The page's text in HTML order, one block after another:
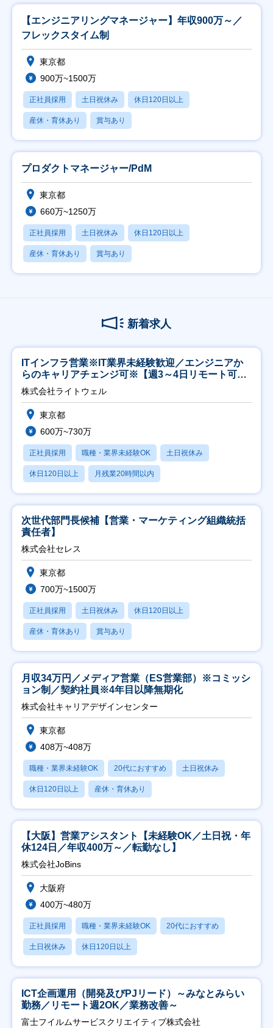
【エンジニアリングマネージャー】年収900万～／
フレックスタイム制
東京都
900万~1500万
正社員採用 土日祝休み 休日120日以上
産休・育休あり 賞与あり
プロダクトマネージャー/PdM
東京都
660万~1250万
正社員採用 土日祝休み 休日120日以上
産休・育休あり 賞与あり
新着求人
ITインフラ営業※IT業界未経験歓迎／エンジニアか
らのキャリアチェンジ可※【週3～4日リモート可
能】
株式会社ライトウェル
東京都
600万~730万
正社員採用 職種・業界未経験OK 土日祝休み
休日120日以上 月残業20時間以内
次世代部門長候補【営業・マーケティング組織統括
責任者】
株式会社セレス
東京都
700万~1500万
正社員採用 土日祝休み 休日120日以上
産休・育休あり 賞与あり
月収34万円／メディア営業（ES営業部）※コミッシ
ョン制／契約社員※4年目以降無期化
株式会社キャリアデザインセンター
東京都
408万~408万
職種・業界未経験OK 20代におすすめ 土日祝休み
休日120日以上 産休・育休あり
【大阪】営業アシスタント【未経験OK／土日祝・年
休124日／年収400万～／転勤なし】
株式会社JoBins
大阪府
400万~480万
正社員採用 職種・業界未経験OK 20代におすすめ
土日祝休み 休日120日以上
ICT企画運用（開発及びPJリード）～みなとみらい
勤務／リモート週2OK／業務改善～
富士フイルムサービスクリエイティブ株式会社